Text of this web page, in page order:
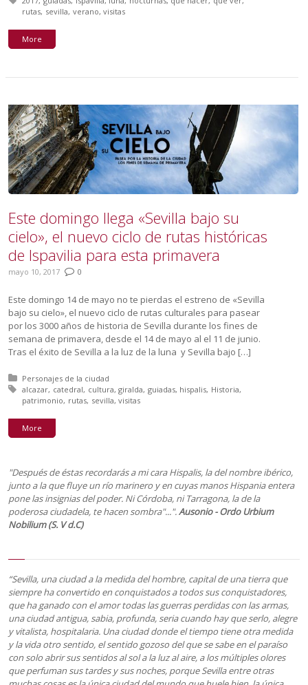
rutas sevilla verano visitas
More
Este domingo llega «Sevilla bajo su
cielo», el nuevo ciclo de rutas históricas
de Ispavilia para esta primavera
mayo 10, 2017 0
Este domingo 14 de mayo no te pierdas el estreno de «Sevilla
bajo su cielo», el nuevo ciclo de rutas culturales para pasear
por los 3000 años de historia de Sevilla durante los fines de
semana de primavera, desde el 14 de mayo al el 11 de junio.
Tras el éxito de Sevilla a la luz de la luna y Sevilla bajo […]
Posted in:
Personajes de la ciudad
Tagged with:
alcazar catedral cultura giralda guiadas hispalis Historia
patrimonio rutas sevilla visitas
More
"Después de éstas recordarás a mi cara Hispalis, la del nombre ibérico,
junto a la que fluye un río marinero y en cuyas manos Hispania entera
pone las insignias del poder. Ni Córdoba, ni Tarragona, la de la
poderosa ciudadela, te hacen sombra"...".Ausonio - Ordo Urbium
Nobilium (S. V d.C)
“Sevilla, una ciudad a la medida del hombre, capital de una tierra que
siempre ha convertido en conquistados a todos sus conquistadores,
que ha ganado con el amor todas las guerras perdidas con las armas,
una ciudad antigua, sabia, profunda, seria cuando hay que serlo, alegre
y vitalista, hospitalaria. Una ciudad donde el tiempo tiene otra medida
y la vida otro sentido, el sentido gozoso del que se sabe en el paraíso
con solo abrir sus sentidos al sol a la luz al aire, a los múltiples olores
que perfuman sus tardes y sus noches, porque Sevilla entre otras